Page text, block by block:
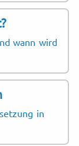
wann wird
in